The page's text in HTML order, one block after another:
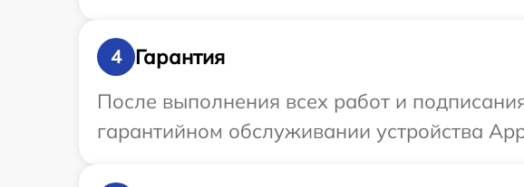
4
Гарантия
После выполнения всех работ и
гарантийном обслуживании устройства